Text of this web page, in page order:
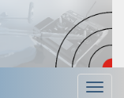
Menu